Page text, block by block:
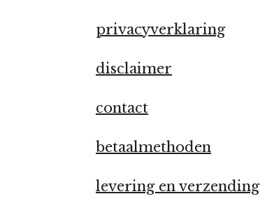
privacyverklaring
disclaimer
contact
betaalmethoden
levering en verzending